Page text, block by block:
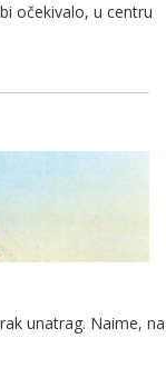
očekivalo, u centru
unatrag. Naime, na